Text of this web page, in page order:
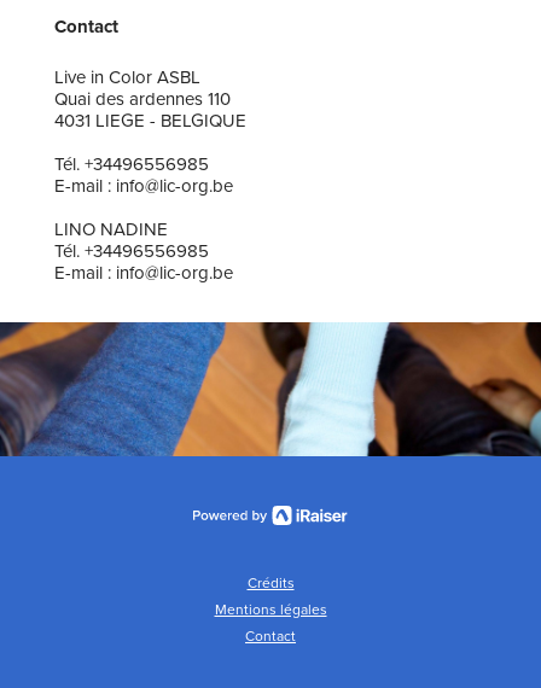
Contact
Live in Color ASBL
Quai des ardennes 110
4031 LIEGE - BELGIQUE
Tél. +34496556985
E-mail : info@lic-org.be
LINO NADINE
Tél. +34496556985
E-mail : info@lic-org.be
Crédits
Mentions légales
Contact